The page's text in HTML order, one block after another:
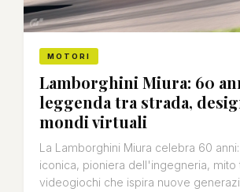
MOTORI
Lamborghini Miura: 60
leggenda tra strada,
mondi virtuali
La Lamborghini Miura celebra 60
iconica, pioniera dell'ingegneria, mito
videogiochi che ispira nuove